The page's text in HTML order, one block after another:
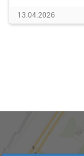
13.04.2026